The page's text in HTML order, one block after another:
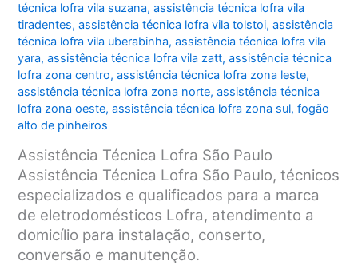
técnica lofra vila suzana,assistência técnica lofra vila
tiradentes,assistência técnica lofra vila tolstoi,assistência
técnica lofra vila uberabinha,assistência técnica lofra vila
yara,assistência técnica lofra vila zatt,assistência técnica
lofra zona centro,assistência técnica lofra zona leste,
assistência técnica lofra zona norte,assistência técnica
lofra zona oeste,assistência técnica lofra zona sul,fogão
alto de pinheiros
Assistência Técnica Lofra São Paulo
Assistência Técnica Lofra São Paulo, técnicos
especializados e qualificados para a marca
de eletrodomésticos Lofra, atendimento a
domicílio para instalação, conserto,
conversão e manutenção.